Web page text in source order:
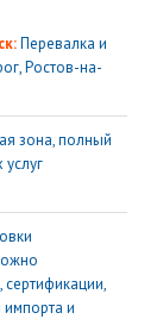
Перевалка и
Ростов-на-
зона, полный
сертификации,
и